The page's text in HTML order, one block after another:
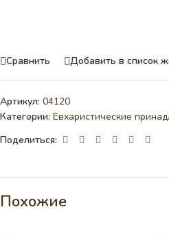
Сравнить Добавить в список
Артикул: 04120
Категории: Евхаристические
Поделиться:
Похожие